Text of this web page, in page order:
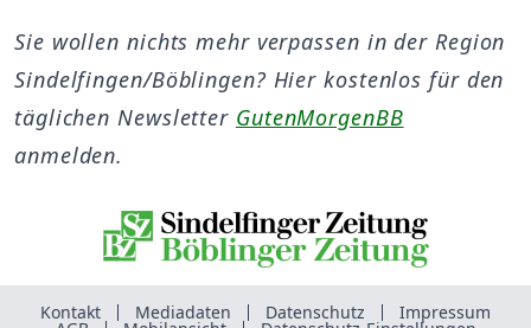
Sie wollen nichts mehr verpassen in der Region
Sindelfingen/Böblingen? Hier kostenlos für den
täglichen Newsletter GutenMorgenBB
anmelden.
Kontakt Mediadaten Datenschutz Impressum